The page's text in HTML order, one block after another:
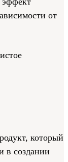
от
который
в создании